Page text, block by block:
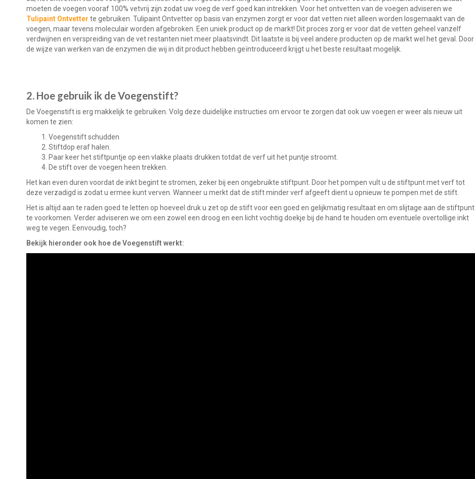
moeten de voegen vooraf 100% vetvrij zijn zodat uw voeg de verf goed kan intrekken. Voor het ontvetten van de voegen adviseren we
Tulipaint Ontvetter te gebruiken. Tulipaint Ontvetter op basis van enzymen zorgt er voor dat vetten niet alleen worden losgemaakt van de
voegen, maar tevens moleculair worden afgebroken. Een uniek product op de markt! Dit proces zorg er voor dat de vetten geheel vanzelf
verdwijnen en verspreiding van de vet restanten niet meer plaatsvindt. Dit laatste is bij veel andere producten op de markt wel het geval. Door
de wijze van werken van de enzymen die wij in dit product hebben geïntroduceerd krijgt u het beste resultaat mogelijk.
2. Hoe gebruik ik de Voegenstift?
De Voegenstift is erg makkelijk te gebruiken. Volg deze duidelijke instructies om ervoor te zorgen dat ook uw voegen er weer als nieuw uit
komen te zien:
1. Voegenstift schudden
2. Stiftdop eraf halen.
3. Paar keer het stiftpuntje op een vlakke plaats drukken totdat de verf uit het puntje stroomt.
4. De stift over de voegen heen trekken.
Het kan even duren voordat de inkt begint te stromen, zeker bij een ongebruikte stiftpunt. Door het pompen vult u de stiftpunt met verf tot
deze verzadigd is zodat u ermee kunt verven. Wanneer u merkt dat de stift minder verf afgeeft dient u opnieuw te pompen met de stift.
Het is altijd aan te raden goed te letten op hoeveel druk u zet op de stift voor een goed en gelijkmatig resultaat en om slijtage aan de stiftpunt
te voorkomen. Verder adviseren we om een zowel een droog en een licht vochtig doekje bij de hand te houden om eventuele overtollige inkt
weg te vegen. Eenvoudig, toch?
Bekijk hieronder ook hoe de Voegenstift werkt: